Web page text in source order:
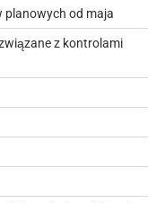
planowych od maja
z kontrolami